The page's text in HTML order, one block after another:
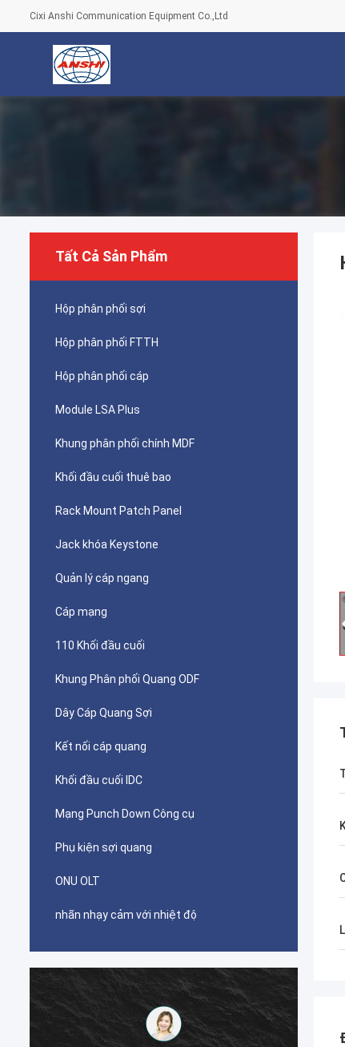
Cixi Anshi Communication Equipment Co.,Ltd
Tất Cả Sản Phẩm
Hộp phân phối sợi
Hộp phân phối FTTH
Hộp phân phối cáp
Module LSA Plus
Khung phân phối chính MDF
Khối đầu cuối thuê bao
Rack Mount Patch Panel
Jack khóa Keystone
Quản lý cáp ngang
Cáp mạng
110 Khối đầu cuối
Khung Phân phối Quang ODF
Dây Cáp Quang Sợi
Kết nối cáp quang
Khối đầu cuối IDC
Mạng Punch Down Công cụ
Phụ kiện sợi quang
ONU OLT
nhãn nhạy cảm với nhiệt độ
احمد عبدالله